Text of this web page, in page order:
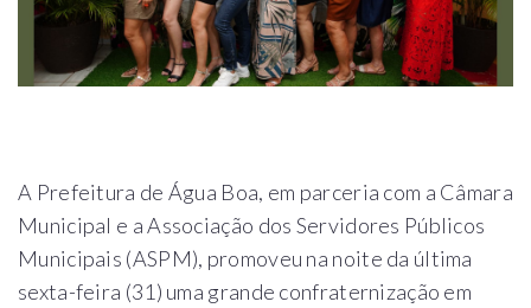
A Prefeitura de Água Boa, em parceria com a Câmara
Municipal e a Associação dos Servidores Públicos
Municipais (ASPM), promoveu na noite da última
sexta-feira (31) uma grande confraternização em